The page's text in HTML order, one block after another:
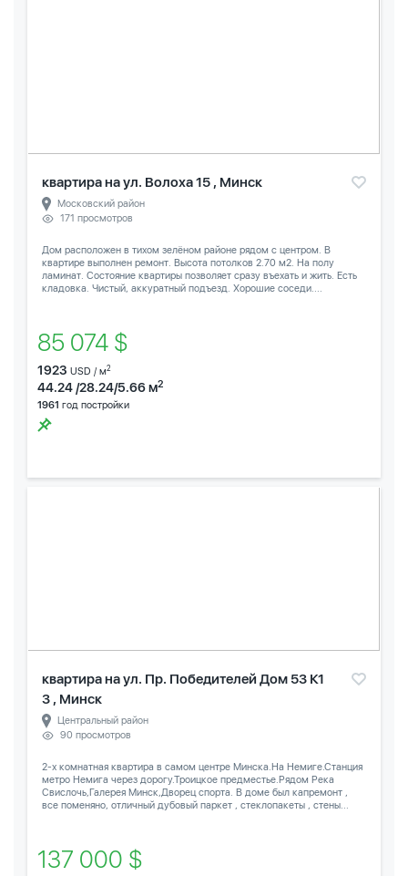
квартира на ул. Волоха 15 , Минск
Московский район
171 просмотров
Дом расположен в тихом зелёном районе рядом с центром. В
квартире выполнен ремонт. Высота потолков 2.70 м2. На полу
ламинат. Состояние квартиры позволяет сразу въехать и жить. Есть
кладовка. Чистый, аккуратный подъезд. Хорошие соседи....
85 074 $
1923 USD / м2
44.24 /28.24/5.66 м2
1961 год постройки
квартира на ул. Пр. Победителей Дом 53 К1
3 , Минск
Центральный район
90 просмотров
2-х комнатная квартира в самом центре Минска.На Немиге.Станция
метро Немига через дорогу.Троицкое предместье.Рядом Река
Свислочь,Галерея Минск,Дворец спорта. В доме был капремонт ,
все поменяно, отличный дубовый паркет , стеклопакеты , стены...
137 000 $